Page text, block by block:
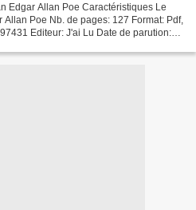
Edgar Allan Poe Caractéristiques Le
Poe Nb. de pages: 127 Format: Pdf,
Editeur: J'ai Lu Date de parution: